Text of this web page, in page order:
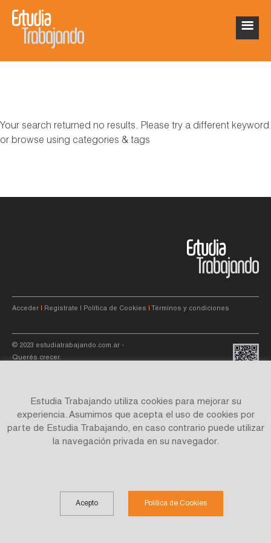
Your search returned no results. Please try a different keyword
or browse using categories & tags
Acceder Registrate Política de Cookies Términos y condiciones
© 2023 estudiatrabajando.com.ar -
Querés crecer.
Site by
Estudia Trabajando utiliza cookies para mejorar su
experiencia. Asumimos que acepta el uso de cookies por
parte de Estudia Trabajando, en caso contrario puede utilizar
la navegación privada en su navegador.
Acepto Política de Cookies